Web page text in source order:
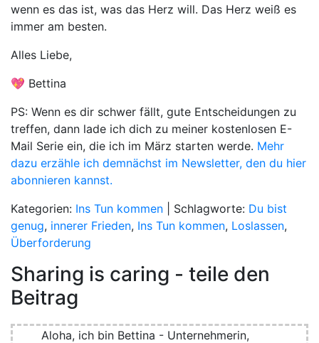
wenn es das ist, was das Herz will. Das Herz weiß es
immer am besten.
Alles Liebe,
💖 Bettina
PS: Wenn es dir schwer fällt, gute Entscheidungen zu
treffen, dann lade ich dich zu meiner kostenlosen E-
Mail Serie ein, die ich im März starten werde. Mehr
dazu erzähle ich demnächst im Newsletter, den du hier
abonnieren kannst.
Kategorien: Ins Tun kommen | Schlagworte: Du bist
genug, innerer Frieden, Ins Tun kommen, Loslassen,
Überforderung
Sharing is caring - teile den
Beitrag
Aloha, ich bin Bettina - Unternehmerin,